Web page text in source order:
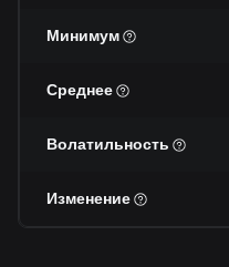
Минимум
Среднее
Волатильность
Изменение